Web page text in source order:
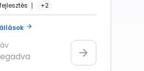
+2
arrow_forward
arrow_forward